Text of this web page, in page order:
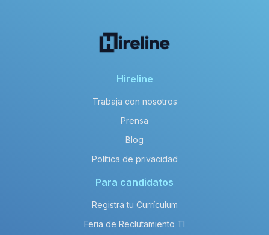
Hireline
Trabaja con nosotros
Prensa
Blog
Política de privacidad
Para candidatos
Registra tu Currículum
Feria de Reclutamiento TI